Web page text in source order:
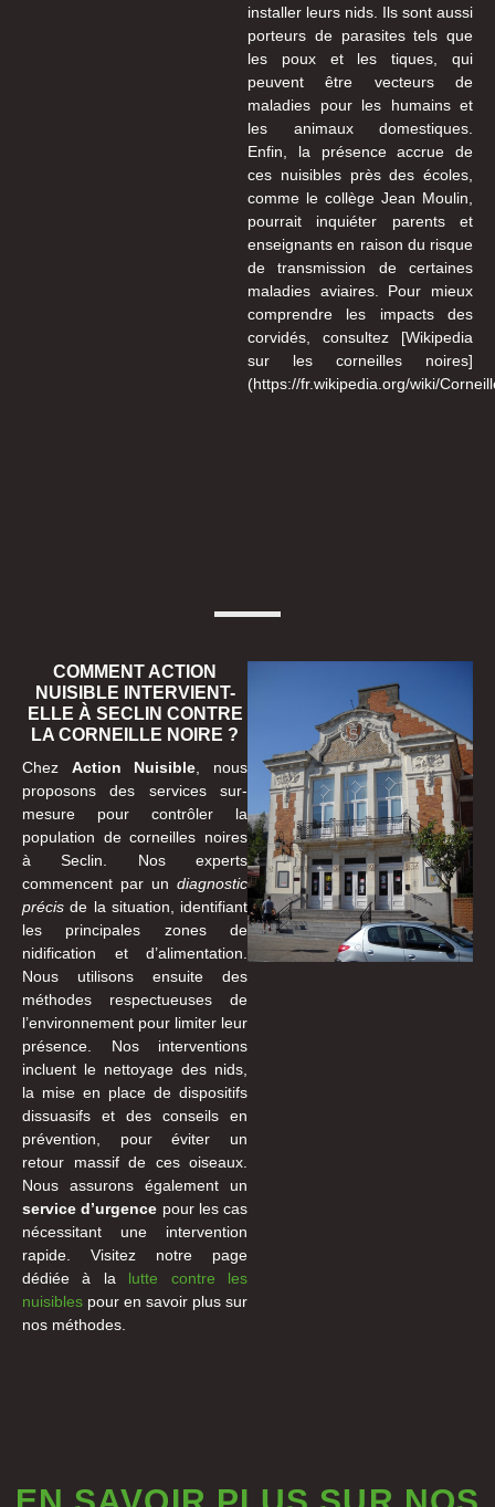
installer leurs nids. Ils sont aussi
porteurs de parasites tels que
les poux et les tiques, qui
peuvent être vecteurs de
maladies pour les humains et
les animaux domestiques.
Enfin, la présence accrue de
ces nuisibles près des écoles,
comme le collège Jean Moulin,
pourrait inquiéter parents et
enseignants en raison du risque
de transmission de certaines
maladies aviaires. Pour mieux
comprendre les impacts des
corvidés, consultez [Wikipedia
sur les corneilles noires]
(https://fr.wikipedia.org/wiki/
COMMENT ACTION
NUISIBLE INTERVIENT-
ELLE À SECLIN CONTRE
LA CORNEILLE NOIRE ?
Chez Action Nuisible , nous
proposons des services sur-
mesure pour contrôler la
population de corneilles noires
à Seclin. Nos experts
commencent par un diagnostic
précis de la situation, identifiant
les principales zones de
nidification et d’alimentation.
Nous utilisons ensuite des
méthodes respectueuses de
l’environnement pour limiter leur
présence. Nos interventions
incluent le nettoyage des nids,
la mise en place de dispositifs
dissuasifs et des conseils en
prévention, pour éviter un
retour massif de ces oiseaux.
Nous assurons également un
service d’urgence pour les cas
nécessitant une intervention
rapide. Visitez notre page
dédiée à la lutte contre les
nuisibles pour en savoir plus sur
nos méthodes.